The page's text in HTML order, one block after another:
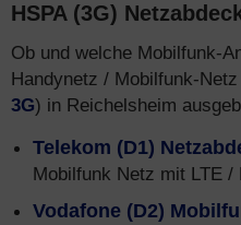
HSPA (3G)
Ob und welche Mobilfunk-
Handynetz / Mobilfunk-Netz
3G) in Reichelsheim
Telekom (D1)
Mobilfunk Netz mit LTE /
Vodafone (D2)